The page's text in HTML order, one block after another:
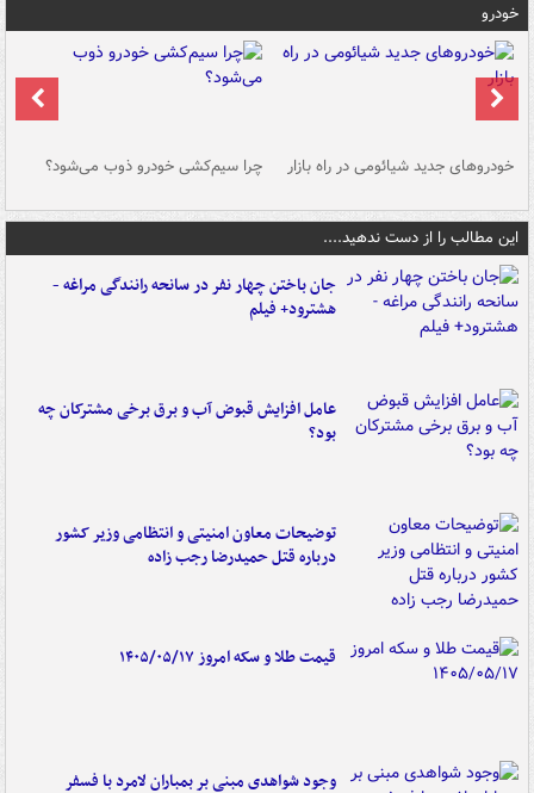
خودرو
خودروهای جدید شیائومی در راه بازار چرا سیم‌کشی خودرو ذوب می‌شود؟
این مطالب را از دست ندهید....
جان باختن چهار نفر در سانحه رانندگی مراغه -
هشترود+ فیلم
عامل افزایش قبوض آب و برق برخی مشترکان چه
بود؟
توضیحات معاون امنیتی و انتظامی وزیر کشور
درباره قتل حمیدرضا رجب زاده
قیمت طلا و سکه امروز ۱۴۰۵/۰۵/۱۷
وجود شواهدی مبنی بر بمباران لامرد با فسفر